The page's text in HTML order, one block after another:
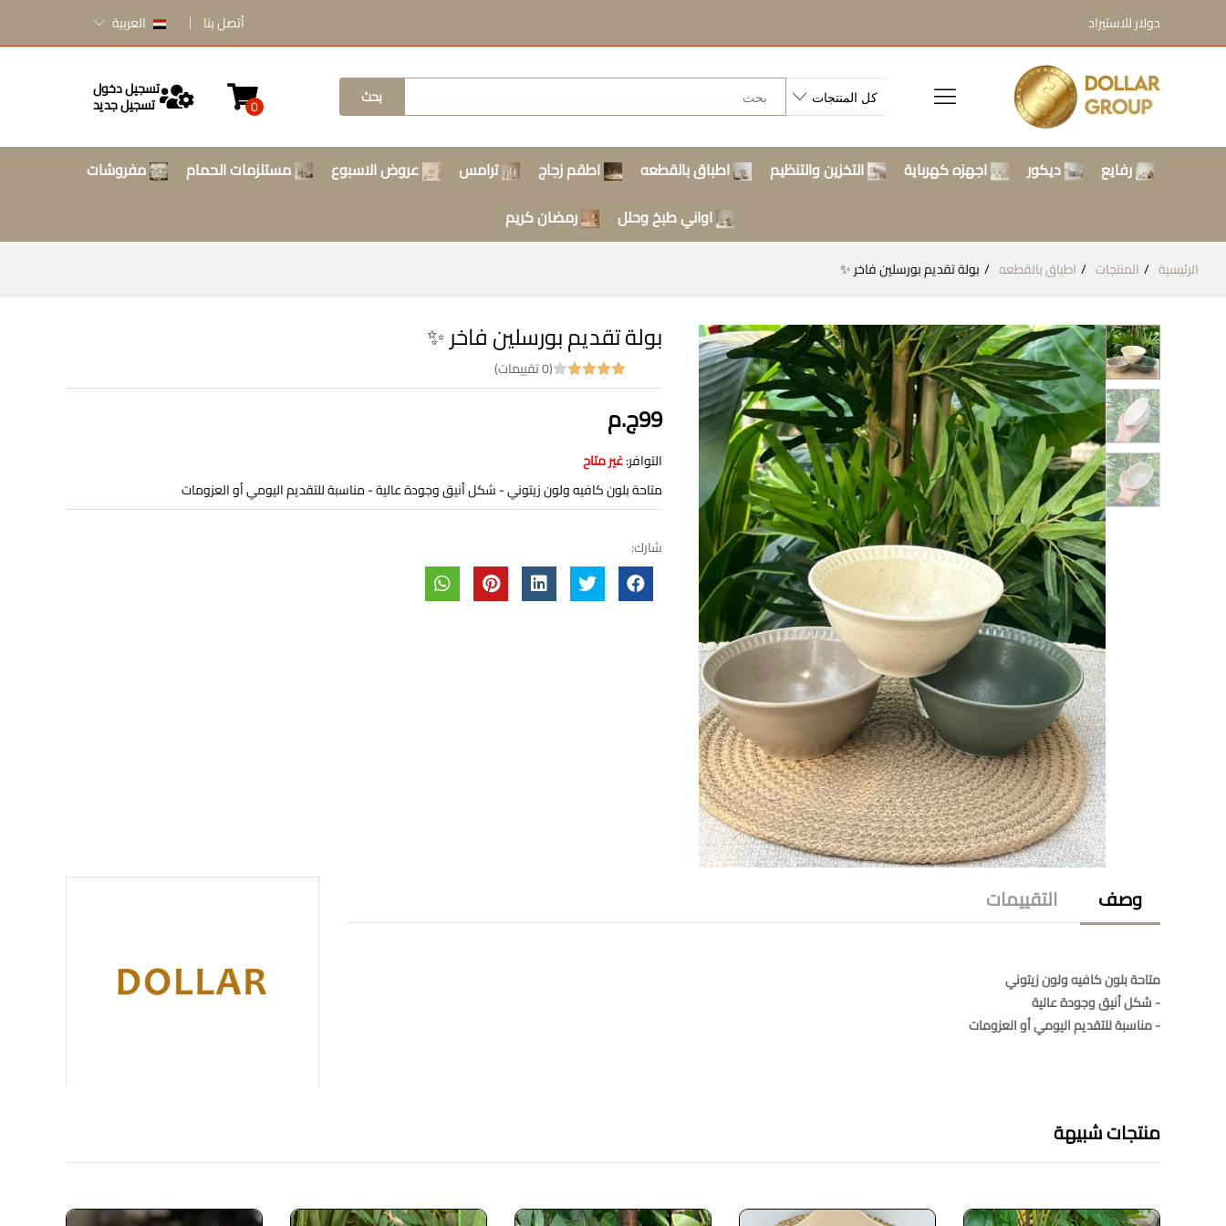
دولار للاستيراد أتصل بنا العربية
بحث 0
تسجيل دخول
تسجيل جديد
رفايع ديكور اجهزه كهرباية التخزين والتنظيم اطباق بالقطعه اطقم زجاج ترامس عروض الاسبوع مستلزمات الحمام
مفروشات
اواني طبخ وحلل
رمضان كريم
الرئيسية المنتجات اطباق بالقطعه بولة تقديم بورسلين فاخر ✨
بولة تقديم بورسلين فاخر ✨
(0 تقييمات)
99ج.م
التوافر:غير متاح
متاحة بلون كافيه ولون زيتوني - شكل أنيق وجودة عالية - مناسبة للتقديم اليومي أو العزومات
شارك:
وصف التقييمات
متاحة بلون كافيه ولون زيتوني
- شكل أنيق وجودة عالية
- مناسبة للتقديم اليومي أو العزومات
منتجات شبيهة